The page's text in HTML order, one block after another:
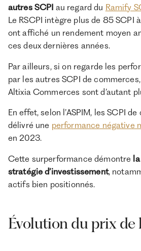
autres SCPI au regard du Ramify
Le RSCPI intègre plus de 85 SCPI
ont affiché un rendement moyen
ces deux dernières années.
Par ailleurs, si on regarde les
par les autres SCPI de
Altixia Commerces sont d’autant
En effet, selon l’ASPIM, les SCPI
délivré une performance négative
en 2023.
Cette surperformance démontre
stratégie d’investissement,
actifs bien positionnés.
Évolution du prix de